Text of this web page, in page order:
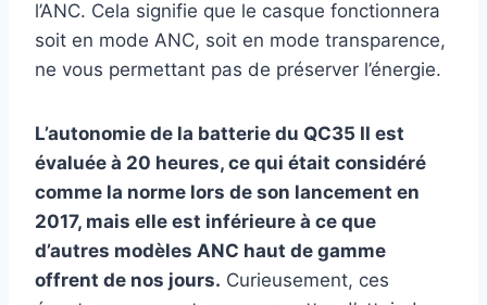
l’ANC. Cela signifie que le casque fonctionnera
soit en mode ANC, soit en mode transparence,
ne vous permettant pas de préserver l’énergie.
L’autonomie de la batterie du QC35 II est
évaluée à 20 heures, ce qui était considéré
comme la norme lors de son lancement en
2017, mais elle est inférieure à ce que
d’autres modèles ANC haut de gamme
offrent de nos jours. Curieusement, ces